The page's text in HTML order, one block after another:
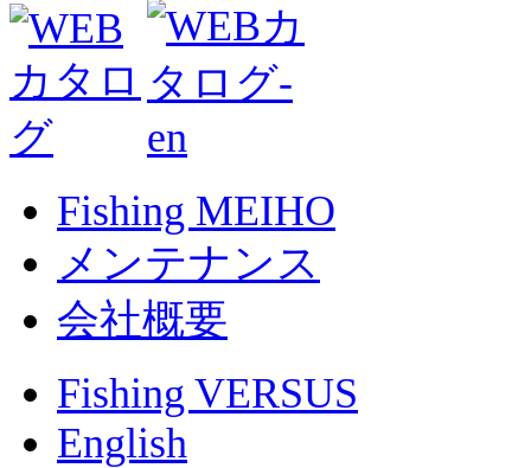
Fishing MEIHO
メンテナンス
会社概要
Fishing VERSUS
English